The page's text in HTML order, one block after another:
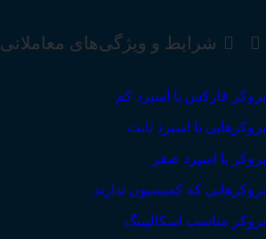
شرایط و ویژگی‌های معاملاتی
بروکر فارکس با اسپرد کم
بروکرهایی با اسپرد ثابت
بروکر با اسپرد صفر
بروکرهایی که کمیسیون ندارند
بروکر مناسب اسکالپینگ